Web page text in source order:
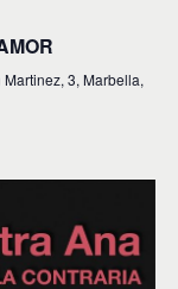
3, Marbella,